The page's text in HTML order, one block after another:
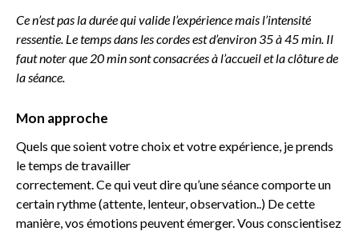
Ce n’est pas la durée qui validel’expérience mais l’intensité
ressentie. Le temps dans les cordes est d’environ35 à 45 min. Il
faut noter que 20 min sont consacrées àl’accueil et la clôture de
la séance.
Mon approche
Quels que soient votre choix et votre expérience, je prends
le temps de travailler
correctement. Ce qui veut dire qu’une séance comporte un
certain rythme (attente, lenteur, observation..) De cette
manière, vos émotions peuvent émerger. Vous conscientisez